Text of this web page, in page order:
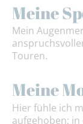
Meine
Mein
Touren.
Meine
Hier fühle ich
aufgehoben;